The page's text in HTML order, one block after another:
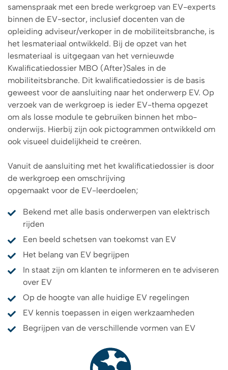
samenspraak met een brede werkgroep van EV-experts
binnen de EV-sector, inclusief docenten van de
opleiding adviseur/verkoper in de mobiliteitsbranche, is
het lesmateriaal ontwikkeld. Bij de opzet van het
lesmateriaal is uitgegaan van het vernieuwde
Kwalificatiedossier MBO (After)Sales in de
mobiliteitsbranche. Dit kwalificatiedossier is de basis
geweest voor de aansluiting naar het onderwerp EV. Op
verzoek van de werkgroep is ieder EV-thema opgezet
om als losse module te gebruiken binnen het mbo-
onderwijs. Hierbij zijn ook pictogrammen ontwikkeld om
ook visueel duidelijkheid te creëren.
Vanuit de aansluiting met het kwalificatiedossier is door
de werkgroep een omschrijving
opgemaakt voor de EV-leerdoelen;
Bekend met alle basis onderwerpen van elektrisch
rijden
Een beeld schetsen van toekomst van EV
Het belang van EV begrijpen
In staat zijn om klanten te informeren en te adviseren
over EV
Op de hoogte van alle huidige EV regelingen
EV kennis toepassen in eigen werkzaamheden
Begrijpen van de verschillende vormen van EV